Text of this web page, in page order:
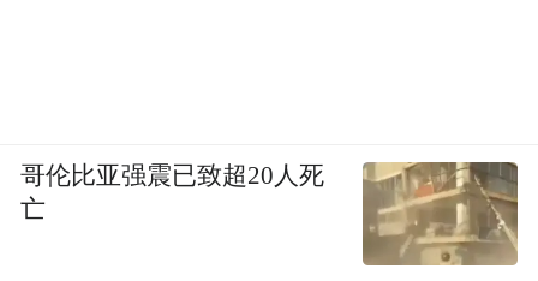
哥伦比亚强震已致超20人死
亡